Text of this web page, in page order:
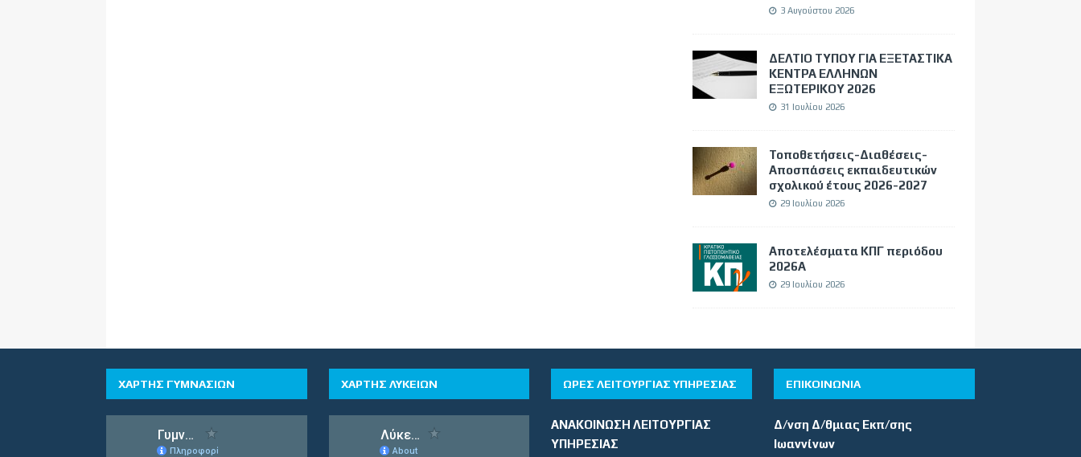
3 Αυγούστου 2026
ΔΕΛΤΙΟ ΤΥΠΟΥ ΓΙΑ ΕΞΕΤΑΣΤΙΚΑ
ΚΕΝΤΡΑ ΕΛΛΗΝΩΝ
ΕΞΩΤΕΡΙΚΟΥ 2026
31 Ιουλίου 2026
Τοποθετήσεις-Διαθέσεις-
Αποσπάσεις εκπαιδευτικών
σχολικού έτους 2026-2027
29 Ιουλίου 2026
Αποτελέσματα ΚΠΓ περιόδου
2026Α
29 Ιουλίου 2026
ΧΑΡΤΗΣ ΓΥΜΝΑΣΙΩΝ ΧΑΡΤΗΣ ΛΥΚΕΙΩΝ ΏΡΕΣ ΛΕΙΤΟΥΡΓΊΑΣ ΥΠΗΡΕΣΊΑΣ
ΑΝΑΚΟΙΝΩΣΗ ΛΕΙΤΟΥΡΓΙΑΣ
ΥΠΗΡΕΣΙΑΣ
ΕΠΙΚΟΙΝΩΝΙΑ
Δ/νση Δ/θμιας Εκπ/σης
Ιωαννίνων